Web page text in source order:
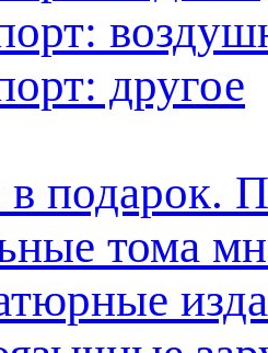
другое
подарок.
тома